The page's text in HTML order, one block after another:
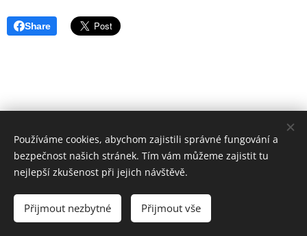
Share
Zahradní železnice Mariánky
info@zzmarianky.cz
Jazyky
Čeština
Deutsch
Používáme cookies, abychom zajistili správné fungování a
bezpečnost našich stránek. Tím vám můžeme zajistit tu
nejlepší zkušenost při jejich návštěvě.
Přijmout nezbytné Přijmout vše